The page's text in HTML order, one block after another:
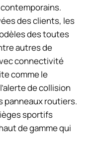
des clients, les
des toutes
autres de
connectivité
comme le
de collision
panneaux routiers.
sportifs
de gamme qui